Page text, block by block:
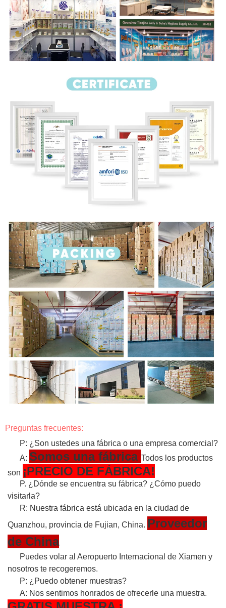
Preguntas frecuentes:
P: ¿Son ustedes una fábrica o una empresa comercial?
A: Somos una fábrica Todos los productos
son ¡PRECIO DE FÁBRICA!
P. ¿Dónde se encuentra su fábrica? ¿Cómo puedo
visitarla?
R: Nuestra fábrica está ubicada en la ciudad de
Quanzhou, provincia de Fujian, China. Proveedor
de China
Puedes volar al Aeropuerto Internacional de Xiamen y
nosotros te recogeremos.
P: ¿Puedo obtener muestras?
A: Nos sentimos honrados de ofrecerle una muestra.